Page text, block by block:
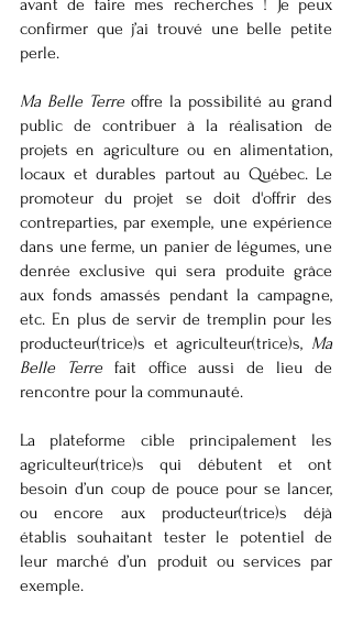
avant de faire mes recherches ! Je peux
confirmer que j’ai trouvé une belle petite
perle.
Ma Belle Terre offre la possibilité au grand
public de contribuer à la réalisation de
projets en agriculture ou en alimentation,
locaux et durables partout au Québec. Le
promoteur du projet se doit d'offrir des
contreparties, par exemple, une expérience
dans une ferme, un panier de légumes, une
denrée exclusive qui sera produite grâce
aux fonds amassés pendant la campagne,
etc. En plus de servir de tremplin pour les
producteur(trice)s et agriculteur(trice)s, Ma
Belle Terre fait office aussi de lieu de
rencontre pour la communauté.
La plateforme cible principalement les
agriculteur(trice)s qui débutent et ont
besoin d’un coup de pouce pour se lancer,
ou encore aux producteur(trice)s déjà
établis souhaitant tester le potentiel de
leur marché d’un produit ou services par
exemple.